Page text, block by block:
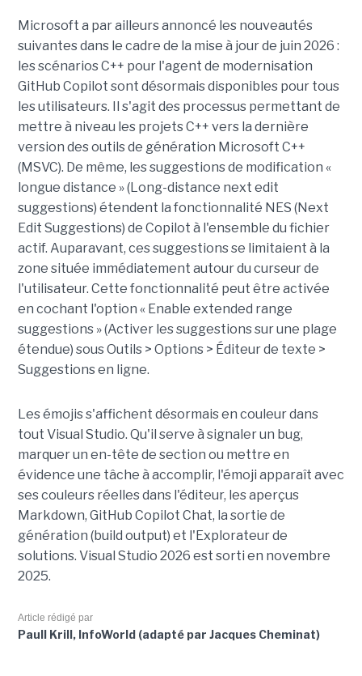
Microsoft a par ailleurs annoncé les nouveautés
suivantes dans le cadre de la mise à jour de juin 2026 :
les scénarios C++ pour l'agent de modernisation
GitHub Copilot sont désormais disponibles pour tous
les utilisateurs. Il s'agit des processus permettant de
mettre à niveau les projets C++ vers la dernière
version des outils de génération Microsoft C++
(MSVC). De même, les suggestions de modification «
longue distance » (Long-distance next edit
suggestions) étendent la fonctionnalité NES (Next
Edit Suggestions) de Copilot à l'ensemble du fichier
actif. Auparavant, ces suggestions se limitaient à la
zone située immédiatement autour du curseur de
l'utilisateur. Cette fonctionnalité peut être activée
en cochant l'option « Enable extended range
suggestions » (Activer les suggestions sur une plage
étendue) sous Outils > Options > Éditeur de texte >
Suggestions en ligne.
Les émojis s'affichent désormais en couleur dans
tout Visual Studio. Qu'il serve à signaler un bug,
marquer un en-tête de section ou mettre en
évidence une tâche à accomplir, l'émoji apparaît avec
ses couleurs réelles dans l'éditeur, les aperçus
Markdown, GitHub Copilot Chat, la sortie de
génération (build output) et l'Explorateur de
solutions. Visual Studio 2026 est sorti en novembre
2025.
Article rédigé par
Paull Krill, InfoWorld (adapté par Jacques Cheminat)